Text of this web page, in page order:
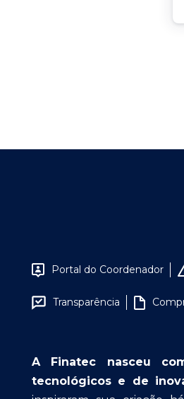
Portal do Coordenador
Transparência
A Finatec nasceu
tecnológicos e de